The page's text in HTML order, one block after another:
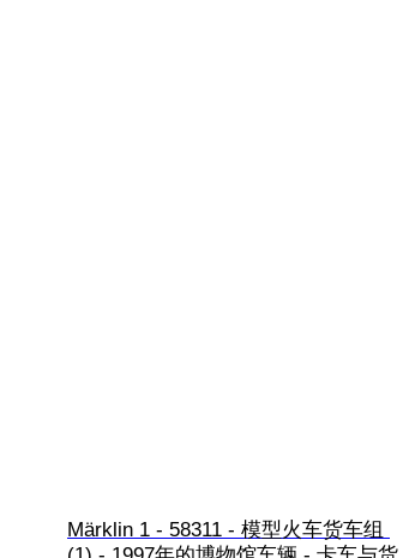
Märklin 1 - 58311 - 模型火车货车组